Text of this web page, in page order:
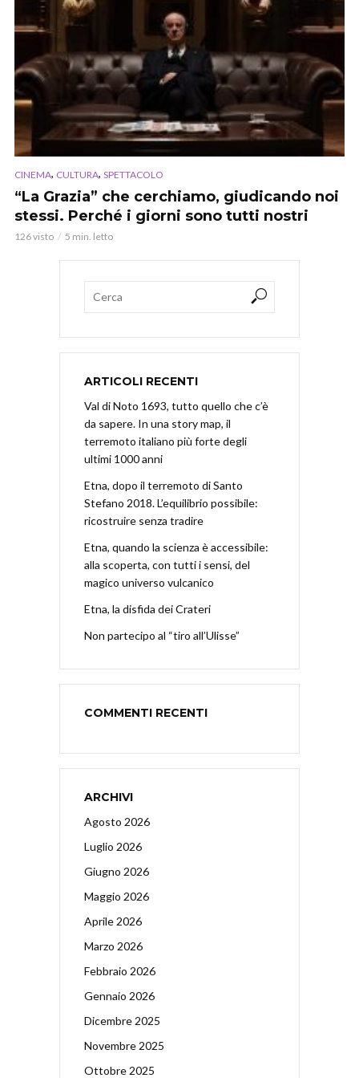
CINEMA, CULTURA, SPETTACOLO
“La Grazia” che cerchiamo, giudicando noi
stessi. Perché i giorni sono tutti nostri
126 visto 5 min. letto
ARTICOLI RECENTI
Val di Noto 1693, tutto quello che c’è
da sapere. In una story map, il
terremoto italiano più forte degli
ultimi 1000 anni
Etna, dopo il terremoto di Santo
Stefano 2018. L’equilibrio possibile:
ricostruire senza tradire
Etna, quando la scienza è accessibile:
alla scoperta, con tutti i sensi, del
magico universo vulcanico
Etna, la disfida dei Crateri
Non partecipo al “tiro all’Ulisse”
COMMENTI RECENTI
ARCHIVI
Agosto 2026
Luglio 2026
Giugno 2026
Maggio 2026
Aprile 2026
Marzo 2026
Febbraio 2026
Gennaio 2026
Dicembre 2025
Novembre 2025
Ottobre 2025